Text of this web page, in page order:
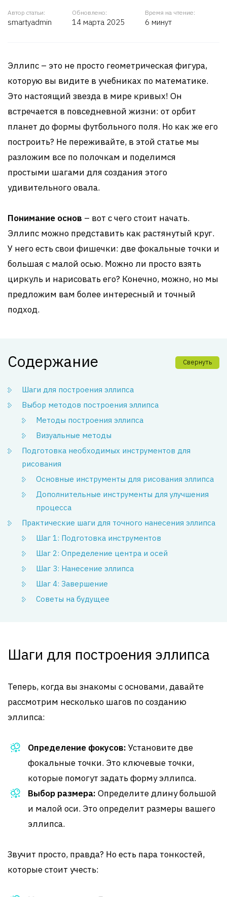
Автор статьи:
smartyadmin
Обновлено:
14 марта 2025
Время на чтение:
6 минут
Эллипс – это не просто геометрическая фигура,
которую вы видите в учебниках по математике.
Это настоящий звезда в мире кривых! Он
встречается в повседневной жизни: от орбит
планет до формы футбольного поля. Но как же его
построить? Не переживайте, в этой статье мы
разложим все по полочкам и поделимся
простыми шагами для создания этого
удивительного овала.
Понимание основ – вот с чего стоит начать.
Эллипс можно представить как растянутый круг.
У него есть свои фишечки: две фокальные точки и
большая с малой осью. Можно ли просто взять
циркуль и нарисовать его? Конечно, можно, но мы
предложим вам более интересный и точный
подход.
Содержание Свернуть
Шаги для построения эллипса
Выбор методов построения эллипса
Методы построения эллипса
Визуальные методы
Подготовка необходимых инструментов для
рисования
Основные инструменты для рисования эллипса
Дополнительные инструменты для улучшения
процесса
Практические шаги для точного нанесения эллипса
Шаг 1: Подготовка инструментов
Шаг 2: Определение центра и осей
Шаг 3: Нанесение эллипса
Шаг 4: Завершение
Советы на будущее
Шаги для построения эллипса
Теперь, когда вы знакомы с основами, давайте
рассмотрим несколько шагов по созданию
эллипса:
Определение фокусов: Установите две
фокальные точки. Это ключевые точки,
которые помогут задать форму эллипса.
Выбор размера: Определите длину большой
и малой оси. Это определит размеры вашего
эллипса.
Звучит просто, правда? Но есть пара тонкостей,
которые стоит учесть: